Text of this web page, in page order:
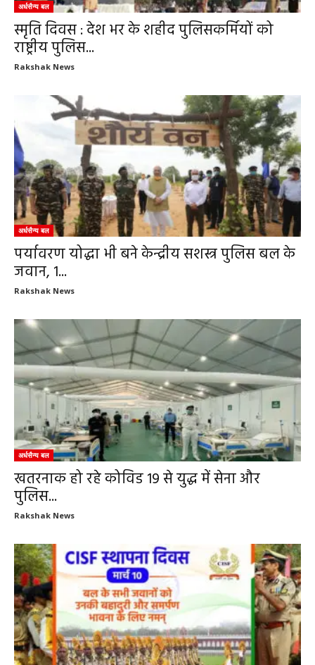
अर्धसैन्य बल
स्मृति दिवस : देश भर के शहीद पुलिसकर्मियों को
राष्ट्रीय पुलिस...
Rakshak News
अर्धसैन्य बल
पर्यावरण योद्धा भी बने केन्द्रीय सशस्त्र पुलिस बल के
जवान, 1...
Rakshak News
अर्धसैन्य बल
खतरनाक हो रहे कोविड 19 से युद्ध में सेना और
पुलिस...
Rakshak News